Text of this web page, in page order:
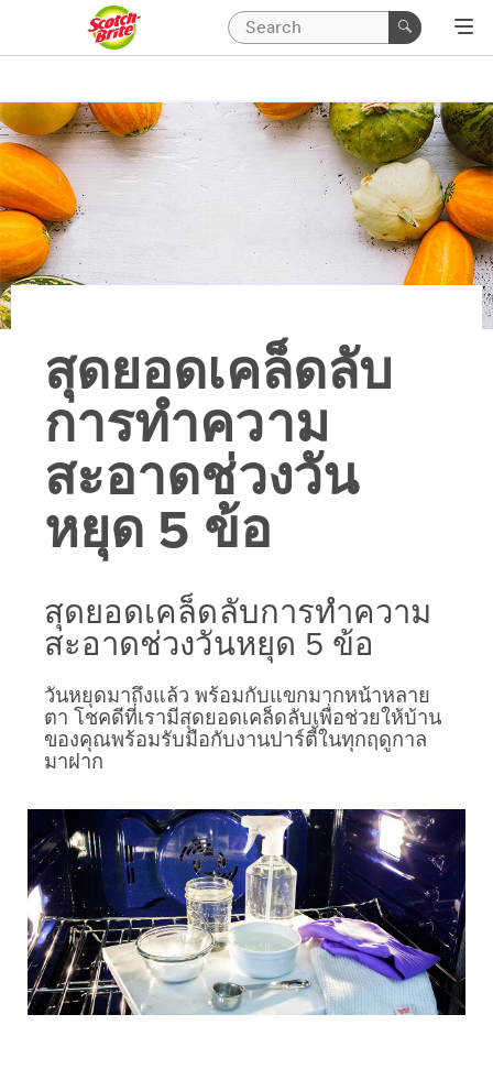
สุดยอดเคล็ดลับ
การทำความ
สะอาดช่วงวัน
หยุด 5 ข้อ
สุดยอดเคล็ดลับการทำความ
สะอาดช่วงวันหยุด 5 ข้อ
วันหยุดมาถึงแล้ว พร้อมกับแขกมากหน้าหลาย
ตา โชคดีที่เรามีสุดยอดเคล็ดลับเพื่อช่วยให้บ้าน
ของคุณพร้อมรับมือกับงานปาร์ตี้ในทุกฤดูกาล
มาฝาก